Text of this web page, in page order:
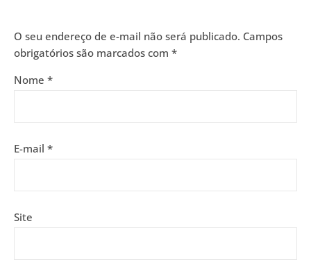
O seu endereço de e-mail não será publicado. Campos
obrigatórios são marcados com *
Nome *
E-mail *
Site